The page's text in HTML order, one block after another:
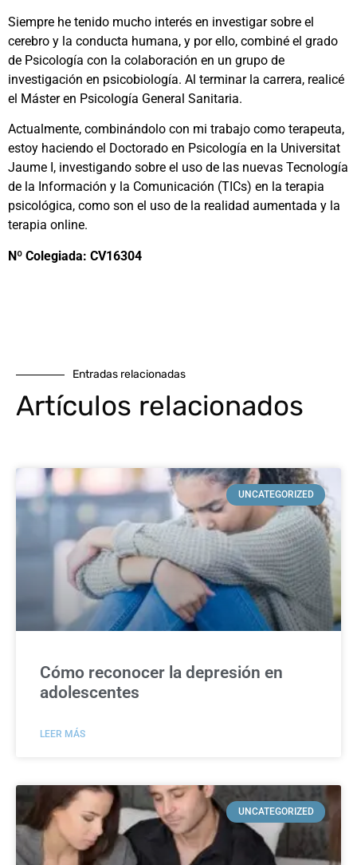
Siempre he tenido mucho interés en investigar sobre el
cerebro y la conducta humana, y por ello, combiné el grado
de Psicología con la colaboración en un grupo de
investigación en psicobiología. Al terminar la carrera, realicé
el Máster en Psicología General Sanitaria.
Actualmente, combinándolo con mi trabajo como terapeuta,
estoy haciendo el Doctorado en Psicología en la Universitat
Jaume I, investigando sobre el uso de las nuevas Tecnología
de la Información y la Comunicación (TICs) en la terapia
psicológica, como son el uso de la realidad aumentada y la
terapia online.
Nº Colegiada: CV16304
Entradas relacionadas
Artículos relacionados
UNCATEGORIZED
Cómo reconocer la depresión en
adolescentes
LEER MÁS
UNCATEGORIZED